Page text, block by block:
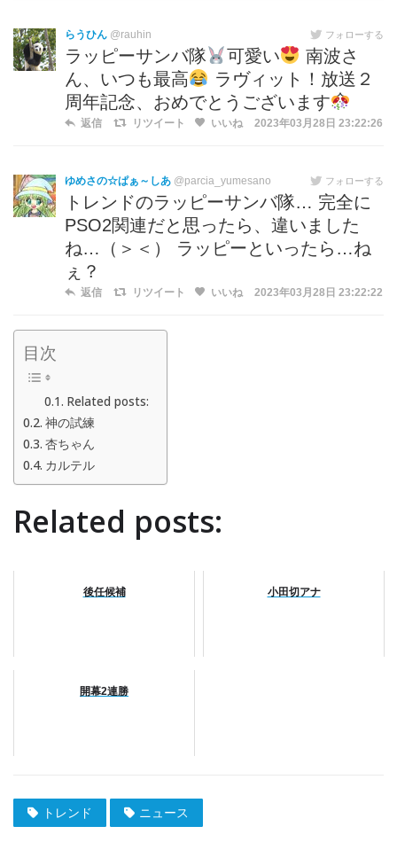
らうひん @rauhin フォローする
ラッピーサンバ隊 可愛い
南波さ
ん、いつも最高
ラヴィット！放送２
周年記念、おめでとうございます
返信 リツイート いいね 2023年03月28日 23:22:26
ゆめさの☆ぱぁ～しあ @parcia_yumesano フォローする
トレンドのラッピーサンバ隊… 完全に
PSO2関連だと思ったら、違いました
ね…（＞＜） ラッピーといったら…ね
ぇ？
返信 リツイート いいね 2023年03月28日 23:22:22
目次
Related posts:
神の試練
杏ちゃん
カルテル
Related posts:
後任候補 小田切アナ
開幕2連勝
トレンド ニュース